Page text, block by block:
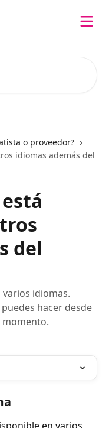
o proveedor?
idiomas además del
del
idiomas.
hacer desde